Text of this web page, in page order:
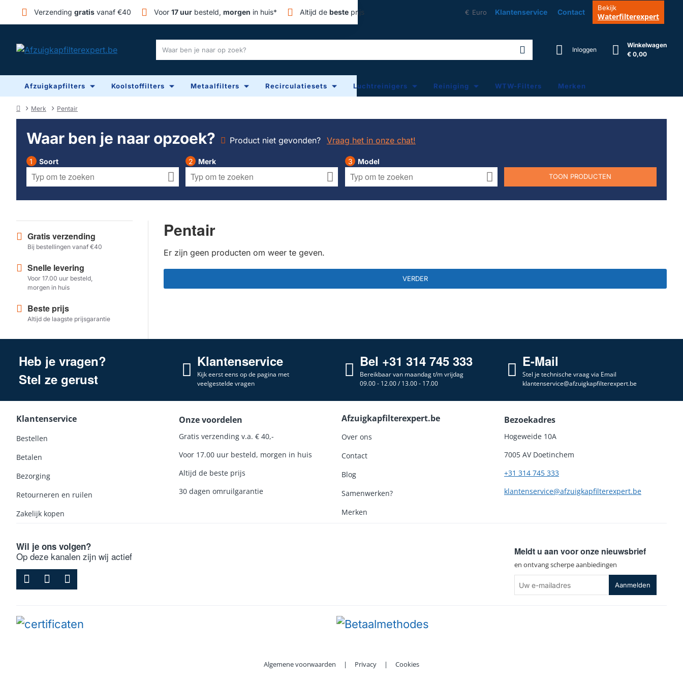
Verzending gratis vanaf €40 Voor 17 uur besteld, morgen in huis* Altijd de beste prijs € Euro Klantenservice Contact
Bekijk
Waterfilterexpert
Waar
je
naar
op
Inloggen
Winkelwagen
€ 0,00
Afzuigkapfilters Koolstoffilters Metaalfilters Recirculatiesets Luchtreinigers Reiniging WTW-Filters Merken
Merk Pentair
Waar ben je naar opzoek? Product niet gevonden? Vraag het in onze chat!
Soort Merk Model
TOON PRODUCTEN
Gratis verzending
Bij bestellingen vanaf €40
Snelle levering
Voor 17.00 uur besteld,
morgen in huis
Beste prijs
Altijd de laagste prijsgarantie
Pentair
Er zijn geen producten om weer te geven.
VERDER
Heb je vragen?
Stel ze gerust
Klantenservice
Kijk eerst eens op de pagina met
veelgestelde vragen
Bel +31 314 745 333
Bereikbaar van maandag t/m vrijdag
09.00 - 12.00 / 13.00 - 17.00
E-Mail
Stel je technische vraag via Email
klantenservice@afzuigkapfilterexpert.be
Klantenservice
Bestellen
Betalen
Bezorging
Retourneren en ruilen
Zakelijk kopen
Onze voordelen
Gratis verzending v.a. € 40,-
Voor 17.00 uur besteld, morgen in huis
Altijd de beste prijs
30 dagen omruilgarantie
Afzuigkapfilterexpert.be
Over ons
Contact
Blog
Samenwerken?
Merken
Bezoekadres
Hogeweide 10A
7005 AV Doetinchem
+31 314 745 333
klantenservice@afzuigkapfilterexpert.be
Wil je ons volgen?
Op deze kanalen zijn wij actief Meldt u aan voor onze nieuwsbrief
en ontvang scherpe aanbiedingen
e-
Aanmelden
Algemene voorwaarden | Privacy | Cookies